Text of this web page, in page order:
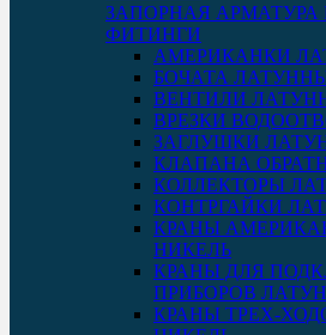
ЗАПОРНАЯ
ФИТИНГИ
АМЕРИКАНКИ
БОЧАТА
ВЕНТИЛИ
ВРЕЗКИ
ЗАГЛУШКИ
КЛАПАНА
КОЛЛЕКТОРЫ
КОНТРГАЙКИ
КРАНЫ
НИКЕЛЬ
КРАНЫ ДЛЯ
ПРИБОРОВ
КРАНЫ ТРЕХ-